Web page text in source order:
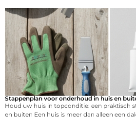
Stappenplan voor onderhoud in huis en
Houd uw huis in topconditie: een praktisch
en buiten Een huis is meer dan alleen een